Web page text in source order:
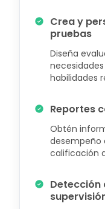
Crea y
pruebas
Diseña
habilidades
Reportes
Obtén
desempeño
calificación
Detección